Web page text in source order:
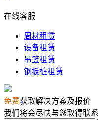
在线客服
周材租赁
设备租赁
吊篮租赁
钢板桩租赁
免费获取解决方案及报价
我们将会尽快与您取得联系